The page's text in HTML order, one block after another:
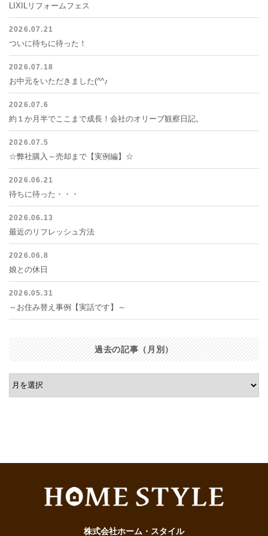
LIXILリフォームフェス
2026.07.21
ついに待ちに待った！
2026.07.18
お中元をいただきました(^^♪
2026.07.6
約１か月半でここまで成長！会社のオリーブ観察日記。
2026.07.5
☆弊社購入～売却まで【実例編】☆
2026.06.21
待ちに待った・・・
2026.06.13
最近のリフレッシュ方法
2026.06.8
娘との休日
2026.05.31
～お住み替え事例【実話です】～
過去の記事（月別）
株式会社ホーム・スタイル